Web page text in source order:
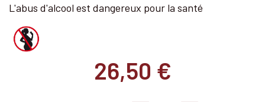
L'abus d'alcool est dangereux pour la santé
26,50 €